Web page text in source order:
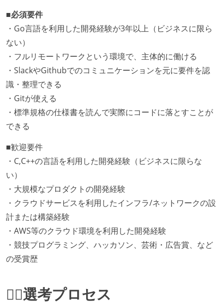
■必須要件
・Go言語を利用した開発経験が3年以上（ビジネスに限ら
ない）
・フルリモートワークという環境で、主体的に働ける
・SlackやGithubでのコミュニケーションを元に要件を認
識・整理できる
・Gitが使える
・標準規格の仕様書を読んで実際にコードに落とすことが
できる
■歓迎要件
・C,C++の言語を利用した開発経験（ビジネスに限らな
い）
・大規模なプロダクトの開発経験
・クラウドサービスを利用したインフラ/ネットワークの設
計または構築経験
・AWS等のクラウド環境を利用した開発経験
・競技プログラミング、ハッカソン、芸術・広告賞、など
の受賞歴
🚶‍♂️選考プロセス